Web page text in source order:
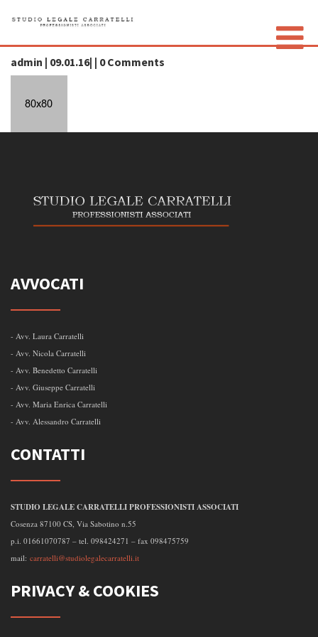
icon3-dark
admin | 09.01.16| | 0 Comments
AVVOCATI
- Avv. Laura Carratelli
- Avv. Nicola Carratelli
- Avv. Benedetto Carratelli
- Avv. Giuseppe Carratelli
- Avv. Maria Enrica Carratelli
- Avv. Alessandro Carratelli
CONTATTI
STUDIO LEGALE CARRATELLI PROFESSIONISTI ASSOCIATI
Cosenza 87100 CS, Via Sabotino n.55
p.i. 01661070787 – tel. 098424271 – fax 098475759
mail: carratelli@studiolegalecarratelli.it
PRIVACY & COOKIES